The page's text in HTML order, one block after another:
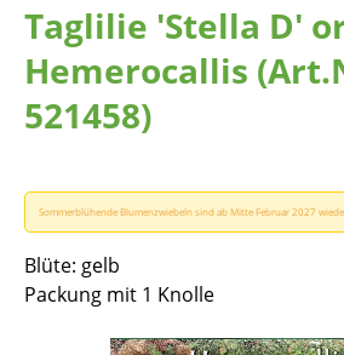
Taglilie 'Stella D'
Hemerocallis
521458)
Sommerblühende Blumenzwiebeln sind ab Mitte Februar 2027
Blüte: gelb
Packung mit 1 Knolle